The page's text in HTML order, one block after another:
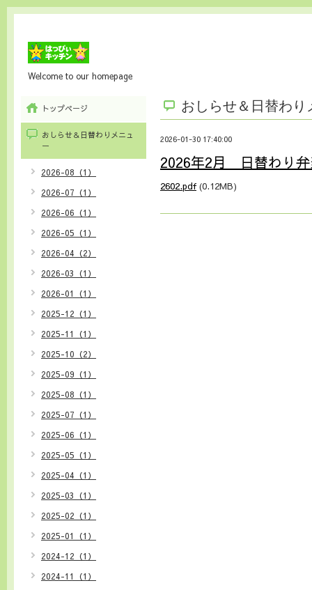
Welcome to our homepage
おしらせ＆日替わり
2026-01-30 17:40:00
2026年2月 日替わり弁
2602.pdf (0.12MB)
トップページ
おしらせ＆日替わりメニュ
ー
2026-08（1）
2026-07（1）
2026-06（1）
2026-05（1）
2026-04（2）
2026-03（1）
2026-01（1）
2025-12（1）
2025-11（1）
2025-10（2）
2025-09（1）
2025-08（1）
2025-07（1）
2025-06（1）
2025-05（1）
2025-04（1）
2025-03（1）
2025-02（1）
2025-01（1）
2024-12（1）
2024-11（1）